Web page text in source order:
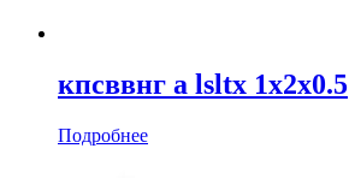
кпсввнг а lsltx 1х2х0.5
Подробнее